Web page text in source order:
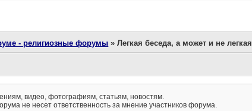
- религиозные форумы »Легкая беседа, а может и не легкая
видео, фотографиям, статьям, новостям.
не несет ответственность за мнение участников форума.